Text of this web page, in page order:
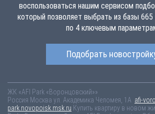
воспользоваться нашим сервисом
который позволяет выбрать из базы
по 4 ключевым
Подобрать
ЖК «AFI Park «Воронцовский»»
Россия Москва ул. Академика Челомея, 1А afi-
park.novopoisk.msk.ru Купить квартиру в новом